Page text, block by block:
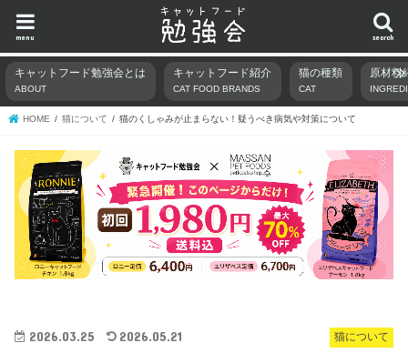
search
menu
キャットフード勉強会とは
ABOUT
キャットフード紹介
CAT FOOD BRANDS
猫の種類
CAT
原材料
HOME 猫について 猫のくしゃみが止まらない！疑うべき病気や対策について
猫について
2026.03.25 2026.05.21